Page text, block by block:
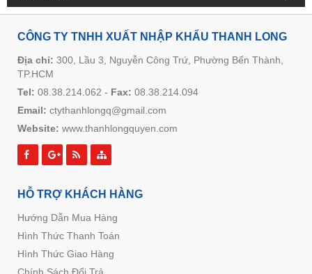
CÔNG TY TNHH XUẤT NHẬP KHẨU THANH LONG
Địa chỉ: 300, Lầu 3, Nguyễn Công Trứ, Phường Bến Thành,
TP.HCM
Tel: 08.38.214.062 - Fax: 08.38.214.094
Email: ctythanhlongq@gmail.com
Website: www.thanhlongquyen.com
HỖ TRỢ KHÁCH HÀNG
Hướng Dẫn Mua Hàng
Hình Thức Thanh Toán
Hình Thức Giao Hàng